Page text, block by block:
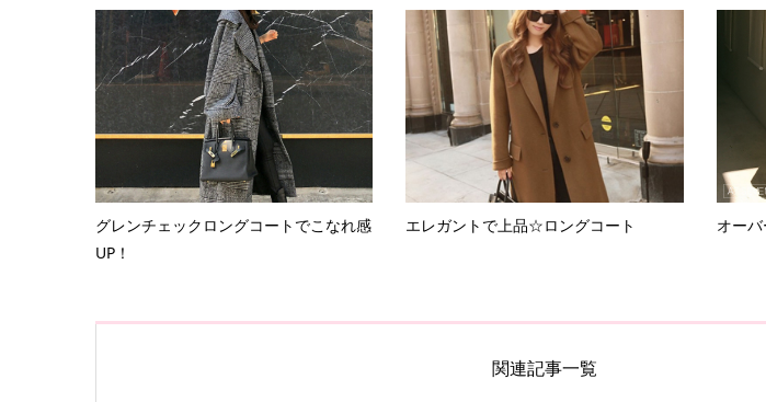
グレンチェックロングコートでこなれ感
UP！
エレガントで上品☆ロングコート オー
関連記事一覧